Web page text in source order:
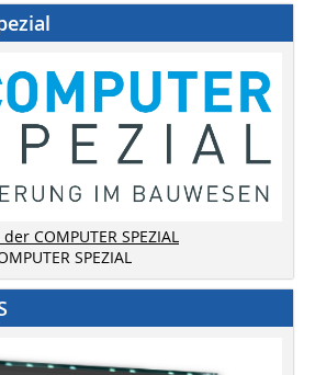
COMPUTER SPEZIAL
SPEZIAL